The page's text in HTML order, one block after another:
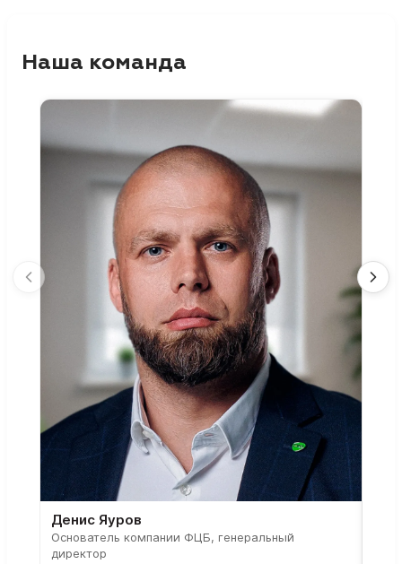
Наша команда
Денис Яуров
Основатель компании ФЦБ, генеральный
директор